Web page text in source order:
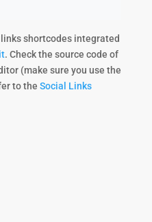
shortcodes integrated
. Check the source code of
(make sure you use the
to the Social Links